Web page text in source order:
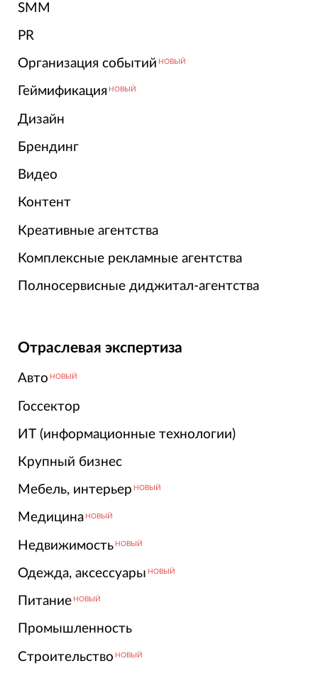
SMM
PR
Организация событий НОВЫЙ
Геймификация НОВЫЙ
Дизайн
Брендинг
Видео
Контент
Креативные агентства
Комплексные рекламные агентства
Полносервисные диджитал-агентства
Отраслевая экспертиза
Авто НОВЫЙ
Госсектор
ИТ (информационные технологии)
Крупный бизнес
Мебель, интерьер НОВЫЙ
Медицина НОВЫЙ
Недвижимость НОВЫЙ
Одежда, аксессуары НОВЫЙ
Питание НОВЫЙ
Промышленность
Строительство НОВЫЙ